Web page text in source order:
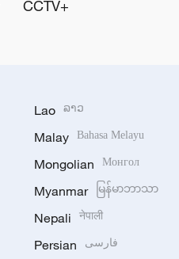
CCTV+
Lao ລາວ
Malay Bahasa Melayu
Mongolian Монгол
Myanmar မြန်မာဘာသာ
Nepali नेपाली
Persian فارسی